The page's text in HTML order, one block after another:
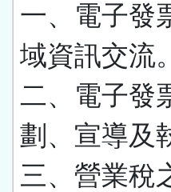
一、電子發
域資訊交流。
二、電子發
劃、宣導及
三、營業稅